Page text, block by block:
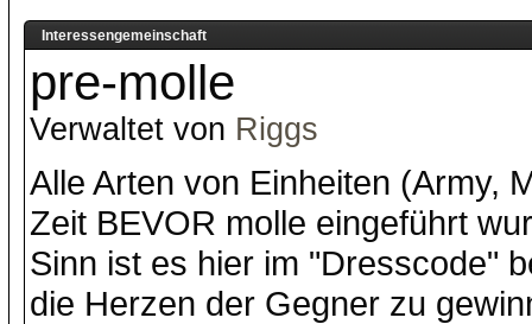
Interessengemeinschaft
pre-molle
Verwaltet von Riggs
Alle Arten von Einheiten (Army,
Zeit BEVOR molle eingeführt
Sinn ist es hier im "Dresscode"
die Herzen der Gegner zu